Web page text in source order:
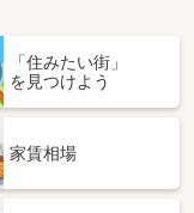
「住みたい街」
を見つけよう
家賃相場